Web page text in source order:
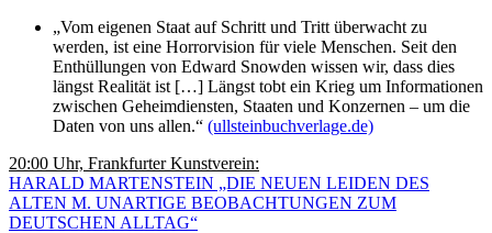
„Vom eigenen Staat auf Schritt und Tritt überwacht zu
werden, ist eine Horrorvision für viele Menschen. Seit den
Enthüllungen von Edward Snowden wissen wir, dass dies
längst Realität ist […] Längst tobt ein Krieg um Informationen
zwischen Geheimdiensten, Staaten und Konzernen – um die
Daten von uns allen.“ (ullsteinbuchverlage.de)
20:00 Uhr, Frankfurter Kunstverein:
HARALD MARTENSTEIN „DIE NEUEN LEIDEN DES
ALTEN M. UNARTIGE BEOBACHTUNGEN ZUM
DEUTSCHEN ALLTAG“